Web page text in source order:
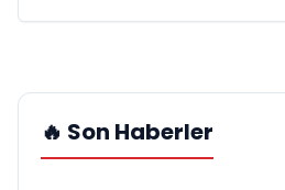
🔥 Son Haberler